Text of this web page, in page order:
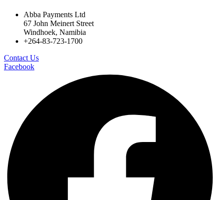
Abba Payments Ltd
67 John Meinert Street
Windhoek, Namibia
+264-83-723-1700
Contact Us
Facebook